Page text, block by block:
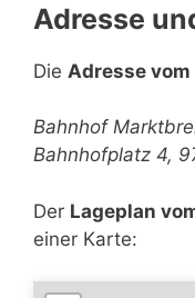
Adresse
Die Adresse
Bahnhof
Bahnhofplatz 4,
Der Lageplan
einer Karte: